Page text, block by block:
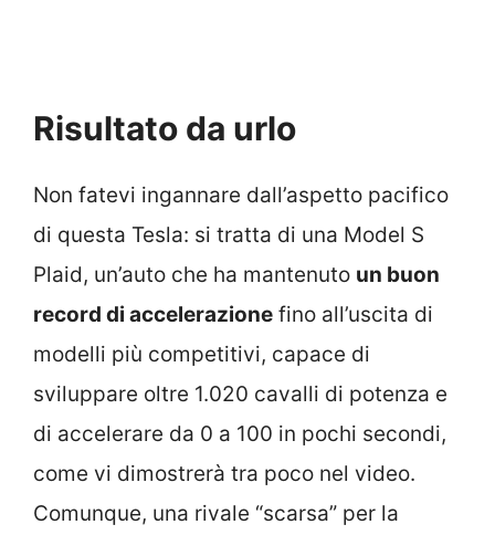
Risultato da urlo
Non fatevi ingannare dall’aspetto pacifico
di questa Tesla: si tratta di una Model S
Plaid, un’auto che ha mantenuto un buon
record di accelerazione fino all’uscita di
modelli più competitivi, capace di
sviluppare oltre 1.020 cavalli di potenza e
di accelerare da 0 a 100 in pochi secondi,
come vi dimostrerà tra poco nel video.
Comunque, una rivale “scarsa” per la